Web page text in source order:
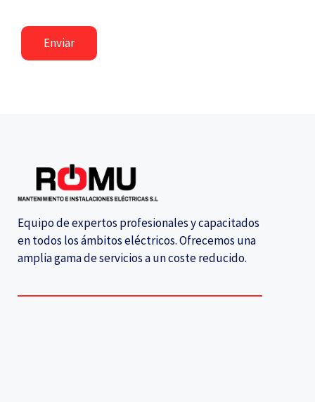
Equipo de expertos profesionales y capacitados
en todos los ámbitos eléctricos. Ofrecemos una
amplia gama de servicios a un coste reducido.